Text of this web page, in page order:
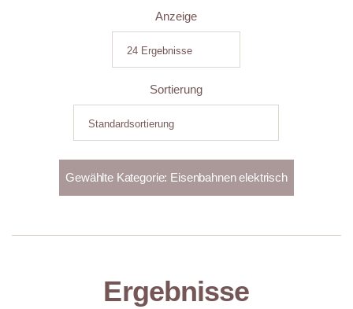
Anzeige
Sortierung
Ergebnisse